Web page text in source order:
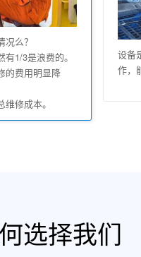
么？
1/3是浪费的。
的费用明显降
修成本。
设备
作，
选择我们